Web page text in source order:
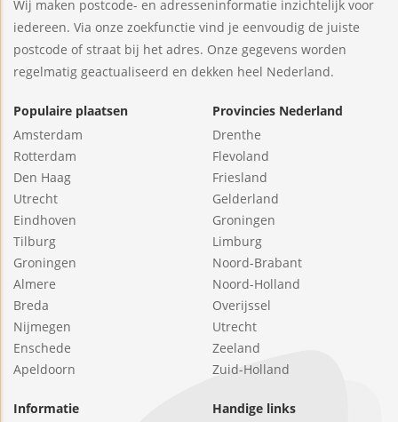
Wij maken postcode- en adresseninformatie inzichtelijk voor
iedereen. Via onze zoekfunctie vind je eenvoudig de juiste
postcode of straat bij het adres. Onze gegevens worden
regelmatig geactualiseerd en dekken heel Nederland.
Populaire plaatsen
Amsterdam
Rotterdam
Den Haag
Utrecht
Eindhoven
Tilburg
Groningen
Almere
Breda
Nijmegen
Enschede
Apeldoorn
Provincies Nederland
Drenthe
Flevoland
Friesland
Gelderland
Groningen
Limburg
Noord-Brabant
Noord-Holland
Overijssel
Utrecht
Zeeland
Zuid-Holland
Informatie Handige links